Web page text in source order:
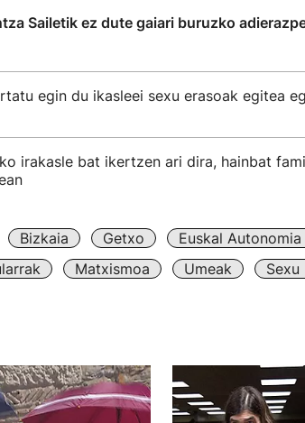
Sailetik ez dute gaiari buruzko
egin du ikasleei sexu erasoak egitea
irakasle bat ikertzen ari dira, hainbat
Bizkaia Getxo
Euskal
Matxismoa Umeak Sexu